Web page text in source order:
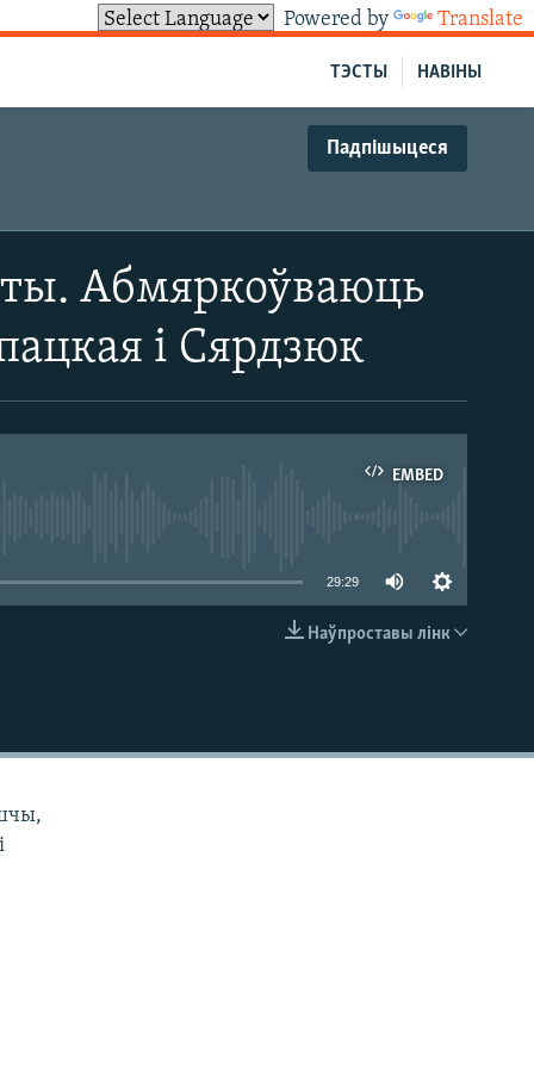
Powered by Translate
НАВІНЫ
ТЭСТЫ
Падпішыцеся
Абмяркоўваюць
і Сярдзюк
EMBED
29:29
Наўпроставы лінк